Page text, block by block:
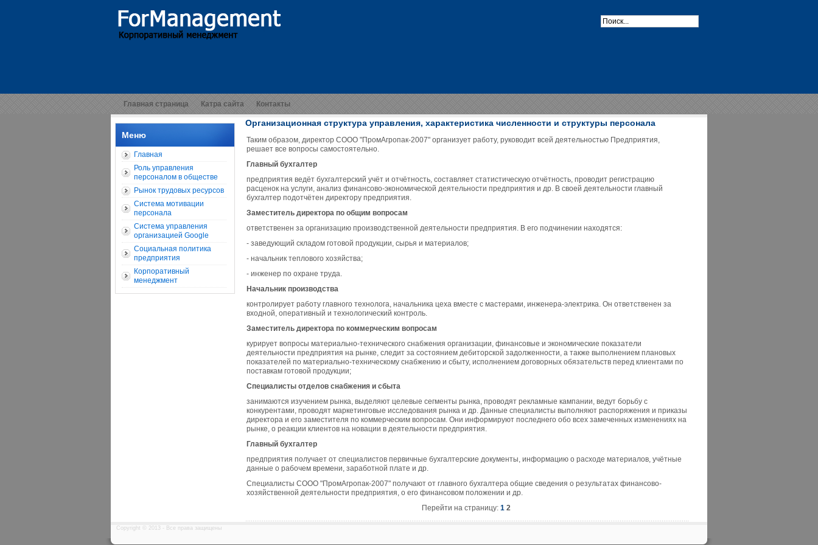
Главная страница Катра сайта Контакты
Меню
Главная
Роль управления
персоналом в обществе
Рынок трудовых ресурсов
Система мотивации
персонала
Система управления
организацией Google
Социальная политика
предприятия
Корпоративный
менеджмент
Организационная структура управления, характеристика численности и структуры персонала
Таким образом, директор СООО "ПромАгропак-2007" организует работу, руководит всей деятельностью Предприятия,
решает все вопросы самостоятельно.
Главный бухгалтер
предприятия ведёт бухгалтерский учёт и отчётность, составляет статистическую отчётность, проводит регистрацию
расценок на услуги, анализ финансово-экономической деятельности предприятия и др. В своей деятельности главный
бухгалтер подотчётен директору предприятия.
Заместитель директора по общим вопросам
ответственен за организацию производственной деятельности предприятия. В его подчинении находятся:
- заведующий складом готовой продукции, сырья и материалов;
- начальник теплового хозяйства;
- инженер по охране труда.
Начальник производства
контролирует работу главного технолога, начальника цеха вместе с мастерами, инженера-электрика. Он ответственен за
входной, оперативный и технологический контроль.
Заместитель директора по коммерческим вопросам
курирует вопросы материально-технического снабжения организации, финансовые и экономические показатели
деятельности предприятия на рынке, следит за состоянием дебиторской задолженности, а также выполнением плановых
показателей по материально-техническому снабжению и сбыту, исполнением договорных обязательств перед клиентами по
поставкам готовой продукции;
Специалисты отделов снабжения и сбыта
занимаются изучением рынка, выделяют целевые сегменты рынка, проводят рекламные кампании, ведут борьбу с
конкурентами, проводят маркетинговые исследования рынка и др. Данные специалисты выполняют распоряжения и приказы
директора и его заместителя по коммерческим вопросам. Они информируют последнего обо всех замеченных изменениях на
рынке, о реакции клиентов на новации в деятельности предприятия.
Главный бухгалтер
предприятия получает от специалистов первичные бухгалтерские документы, информацию о расходе материалов, учётные
данные о рабочем времени, заработной плате и др.
Специалисты СООО "ПромАгропак-2007" получают от главного бухгалтера общие сведения о результатах финансово-
хозяйственной деятельности предприятия, о его финансовом положении и др.
Перейти на страницу: 1 2
Copyright © 2013 - Все права защищены